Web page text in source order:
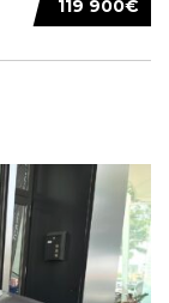
119 900€